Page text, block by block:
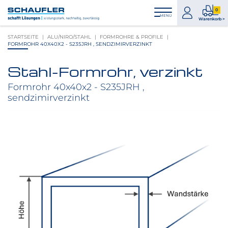
Inhalt
Hauptnavigation
Footernavigation
Logo
Schaufler
verlinkt
zur
MENÜ
zum
Konto
0
Warenkorb >
0
STARTSEITE ALU/NIRO/STAHL
FORMROHRE & PROFILE
FORMROHR 40X40X2 - S235JRH , SENDZIMIRVERZINKT
Produktbilder
Stahl-Formrohr, verzinkt
Formrohr 40x40x2 - S235JRH ,
sendzimirverzinkt